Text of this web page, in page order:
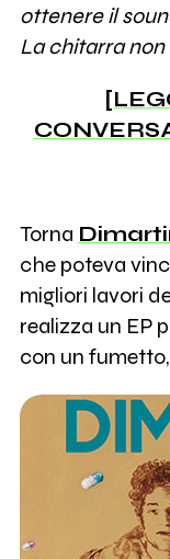
ottenere il
La chitarra non
Torna
che poteva
migliori lavori
realizza un EP
con un